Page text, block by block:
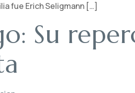
fue Erich Seligmann […]
Su